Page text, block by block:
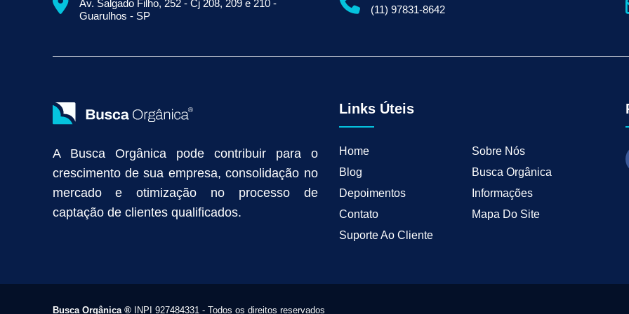
Empresa de Prospecção B2B
Marketing Industrial Marketing Digital para Empresas Serviços de Marketing Digital Marketing Digital para
Divulgação Online
Atração de Clientes Estratégias de Marketing para Empresas B2B Inbound Marketing para
Anunciar na Internet
Captar Clientes Criação de Site para Indústria Marketing de Busca Industrial Marketing Industrial B2B Marketing
Av. Salgado Filho, 252 - Cj 208, 209 e 210 -
Guarulhos - SP
(11) 97831-8642
A Busca Orgânica pode contribuir para o
crescimento de sua empresa, consolidação no
mercado e otimização no processo de
captação de clientes qualificados.
Links Úteis
Home
Sobre Nós
Blog
Busca Orgânica
Depoimentos
Informações
Contato
Mapa Do Site
Suporte Ao Cliente
Busca Orgânica ®INPI 927484331 - Todos os direitos reservados